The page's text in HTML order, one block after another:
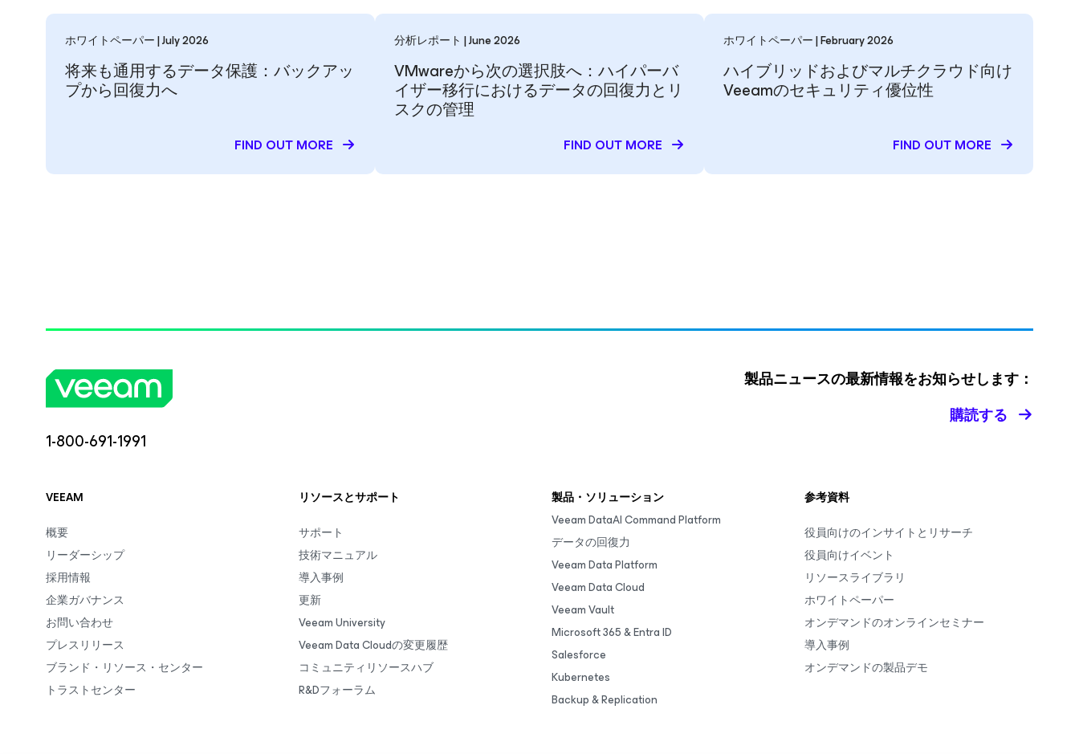
ホワイトペーパー | July 2026
将来も通用するデータ保護：バックアッ
プから回復力へ
FIND OUT MORE
分析レポート | June 2026
VMwareから次の選択肢へ：ハイパーバ
イザー移行におけるデータの回復力とリ
スクの管理
FIND OUT MORE
ホワイトペーパー | February 2026
ハイブリッドおよびマルチクラウド向け
Veeamのセキュリティ優位性
FIND OUT MORE
1-800-691-1991
製品ニュースの最新情報をお知らせします：
購読する
VEEAM
概要
リーダーシップ
採用情報
企業ガバナンス
お問い合わせ
プレスリリース
ブランド・リソース・センター
トラストセンター
リソースとサポート
サポート
技術マニュアル
導入事例
更新
Veeam University
Veeam Data Cloudの変更履歴
コミュニティリソースハブ
R&Dフォーラム
製品・ソリューション
Veeam DataAI Command Platform
データの回復力
Veeam Data Platform
Veeam Data Cloud
Veeam Vault
Microsoft 365 & Entra ID
Salesforce
Kubernetes
Backup & Replication
参考資料
役員向けのインサイトとリサーチ
役員向けイベント
リソースライブラリ
ホワイトペーパー
オンデマンドのオンラインセミナー
導入事例
オンデマンドの製品デモ